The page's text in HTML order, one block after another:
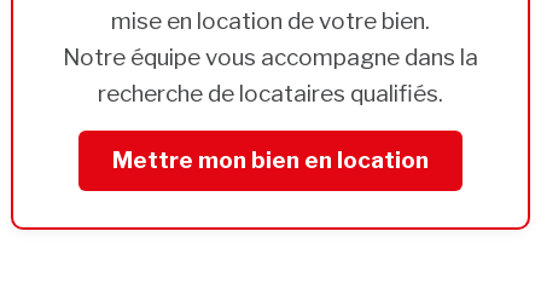
mise en location de votre bien.
Notre équipe vous accompagne dans la
recherche de locataires qualifiés.
Mettre mon bien en location